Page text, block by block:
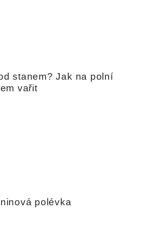
stanem? Jak na polní
vařit
polévka